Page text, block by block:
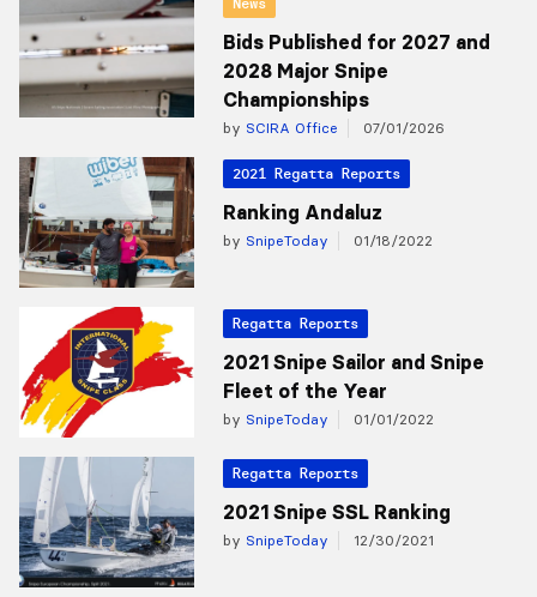
Bids Published for 2027 and
2028 Major Snipe
Championships
by SCIRA Office 07/01/2026
2021 Regatta Reports
Ranking Andaluz
by SnipeToday 01/18/2022
Regatta Reports
2021 Snipe Sailor and Snipe
Fleet of the Year
by SnipeToday 01/01/2022
Regatta Reports
2021 Snipe SSL Ranking
by SnipeToday 12/30/2021